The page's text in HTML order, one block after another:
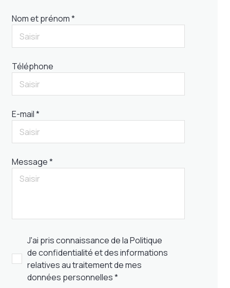
Nom et prénom *
Téléphone
E-mail *
Message *
J'ai pris connaissance de la Politique
de confidentialité et des informations
relatives au traitement de mes
données personnelles *